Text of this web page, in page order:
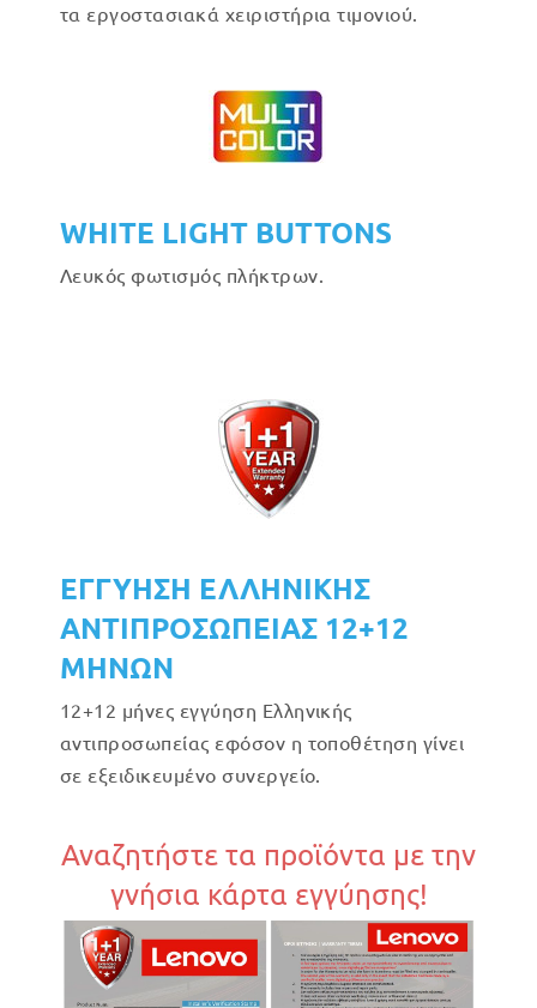
τα εργοστασιακά χειριστήρια τιμονιού.
WHITE LIGHT BUTTONS
Λευκός φωτισμός πλήκτρων.
ΕΓΓΥΗΣΗ ΕΛΛΗΝΙΚΗΣ
ΑΝΤΙΠΡΟΣΩΠΕΙΑΣ 12+12
ΜΗΝΩΝ
12+12 μήνες εγγύηση Ελληνικής
αντιπροσωπείας εφόσον η τοποθέτηση γίνει
σε εξειδικευμένο συνεργείο.
Αναζητήστε τα προϊόντα με την
γνήσια κάρτα εγγύησης!